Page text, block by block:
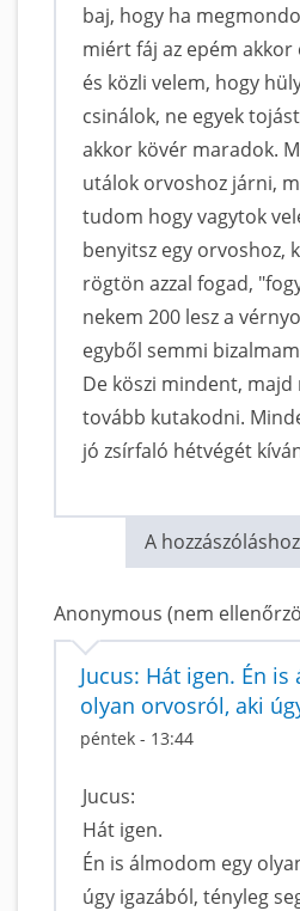
baj, hogy ha
miért fáj az epém
és közli velem, hogy
csinálok, ne egyek
akkor kövér maradok.
utálok orvoshoz járni,
tudom hogy vagytok
benyitsz egy orvoshoz,
rögtön azzal fogad,
nekem 200 lesz a
egyből semmi
De köszi mindent,
tovább kutakodni.
jó zsírfaló hétvégét
A hozzászóláshoz
Anonymous (nem
Jucus: Hát igen. Én
olyan orvosról, aki
péntek - 13:44
Jucus:
Hát igen.
Én is álmodom egy
úgy igazából, tényleg